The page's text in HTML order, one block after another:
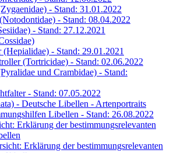
- Stand: 31.01.2022
- Stand: 08.04.2022
- Stand: 27.12.2021
(Hepialidae) - Stand: 29.01.2021
(Tortricidae) - Stand: 02.06.2022
und Crambidae) - Stand:
- Stand: 07.05.2022
- Deutsche Libellen - Artenportraits
Libellen - Stand: 26.08.2022
Erklärung der bestimmungsrelevanten
Erklärung der bestimmungsrelevanten